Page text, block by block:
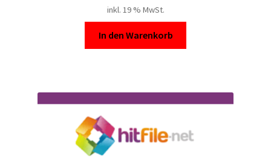
inkl. 19 % MwSt.
In den Warenkorb